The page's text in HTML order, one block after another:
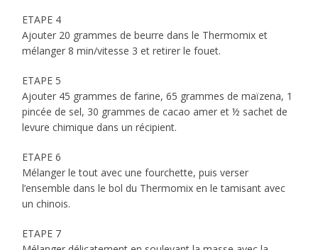
ETAPE 4
Ajouter 20 grammes de beurre dans le Thermomix et
mélanger 8 min/vitesse 3 et retirer le fouet.
ETAPE 5
Ajouter 45 grammes de farine, 65 grammes de maïzena, 1
pincée de sel, 30 grammes de cacao amer et ½ sachet de
levure chimique dans un récipient.
ETAPE 6
Mélanger le tout avec une fourchette, puis verser
l’ensemble dans le bol du Thermomix en le tamisant avec
un chinois.
ETAPE 7